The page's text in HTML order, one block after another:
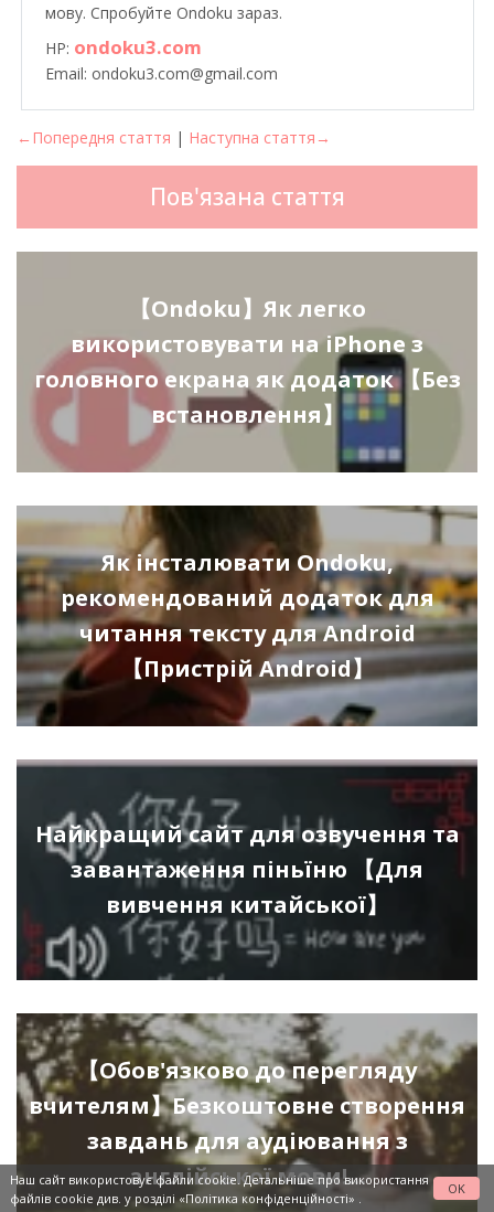
мову. Спробуйте Ondoku зараз.
HP: ondoku3.com
Email: ondoku3.com@gmail.com
←Попередня стаття | Наступна стаття→
Пов'язана стаття
【Ondoku】Як легко
використовувати на iPhone з
головного екрана як додаток 【Без
встановлення】
Як інсталювати Ondoku,
рекомендований додаток для
читання тексту для Android
【Пристрій Android】
Найкращий сайт для озвучення та
завантаження піньїню 【Для
вивчення китайської】
【Обов'язково до перегляду
вчителям】Безкоштовне створення
завдань для аудіювання з
англійської мови!…
Наш сайт використовує файли cookie. Детальніше про використання
файлів cookie див. у розділі «Політика конфіденційності»
OK